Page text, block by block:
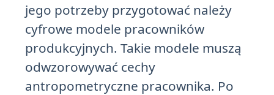
jego potrzeby przygotować należy
cyfrowe modele pracowników
produkcyjnych. Takie modele muszą
odwzorowywać cechy
antropometryczne pracownika. Po